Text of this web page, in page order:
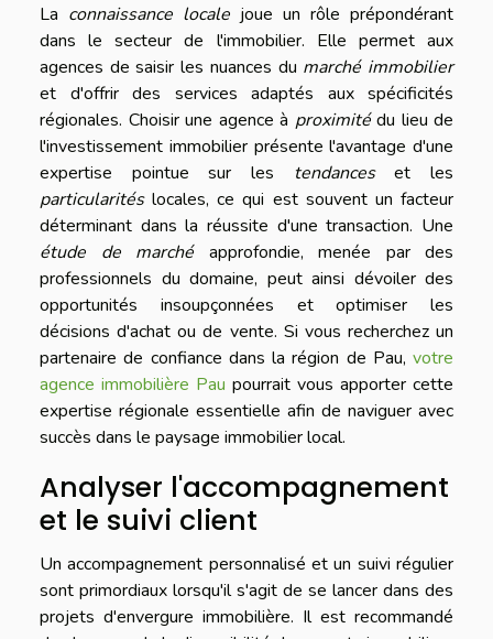
La connaissance locale joue un rôle prépondérant
dans le secteur de l'immobilier. Elle permet aux
agences de saisir les nuances du marché immobilier
et d'offrir des services adaptés aux spécificités
régionales. Choisir une agence à proximitédu lieu de
l'investissement immobilier présente l'avantage d'une
expertise pointue sur les tendanceset les
particularitéslocales, ce qui est souvent un facteur
déterminant dans la réussite d'une transaction. Une
étude de marchéapprofondie, menée par des
professionnels du domaine, peut ainsi dévoiler des
opportunités insoupçonnées et optimiser les
décisions d'achat ou de vente. Si vous recherchez un
partenaire de confiance dans la région de Pau, votre
agence immobilière Pau pourrait vous apporter cette
expertise régionale essentielle afin de naviguer avec
succès dans le paysage immobilier local.
Analyser l'accompagnement
et le suivi client
Un accompagnement personnalisé et un suivi régulier
sont primordiaux lorsqu'il s'agit de se lancer dans des
projets d'envergure immobilière. Il est recommandé